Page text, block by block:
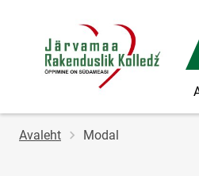
Jälglink
Avaleht Modal